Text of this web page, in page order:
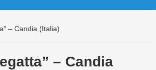
– Candia (Italia)
– Candia